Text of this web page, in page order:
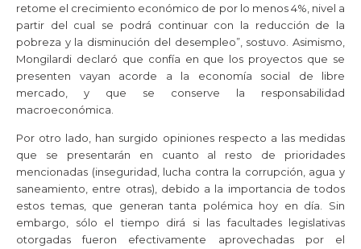
retome el crecimiento económico de por lo menos 4%, nivel a
partir del cual se podrá continuar con la reducción de la
pobreza y la disminución del desempleo”, sostuvo. Asimismo,
Mongilardi declaró que confía en que los proyectos que se
presenten vayan acorde a la economía social de libre
mercado, y que se conserve la responsabilidad
macroeconómica.
Por otro lado, han surgido opiniones respecto a las medidas
que se presentarán en cuanto al resto de prioridades
mencionadas (inseguridad, lucha contra la corrupción, agua y
saneamiento, entre otras), debido a la importancia de todos
estos temas, que generan tanta polémica hoy en día. Sin
embargo, sólo el tiempo dirá si las facultades legislativas
otorgadas fueron efectivamente aprovechadas por el